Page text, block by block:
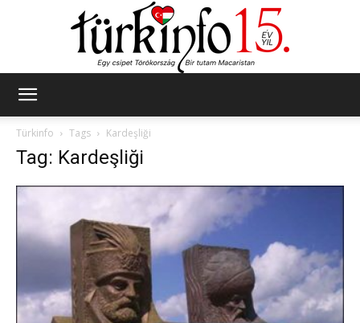
Türkinfo
Tags Kardeşliği
Tag: Kardeşliği